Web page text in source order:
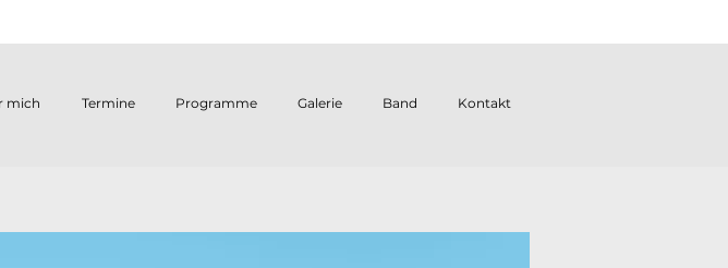
mich Termine Programme Galerie Band Kontakt